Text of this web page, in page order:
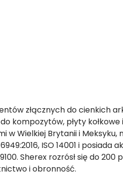
złącznych do cienkich
kompozytów, płyty
w Wielkiej Brytanii i
ISO 14001 i
Sherex rozrósł się do
i obronność.